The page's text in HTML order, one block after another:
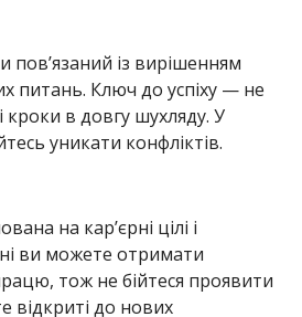
із вирішенням
питань. Ключ до успіху — не
кроки в довгу шухляду. У
уникати конфліктів.
на кар’єрні цілі і
ви можете отримати
тож не бійтеся проявити
відкриті до нових